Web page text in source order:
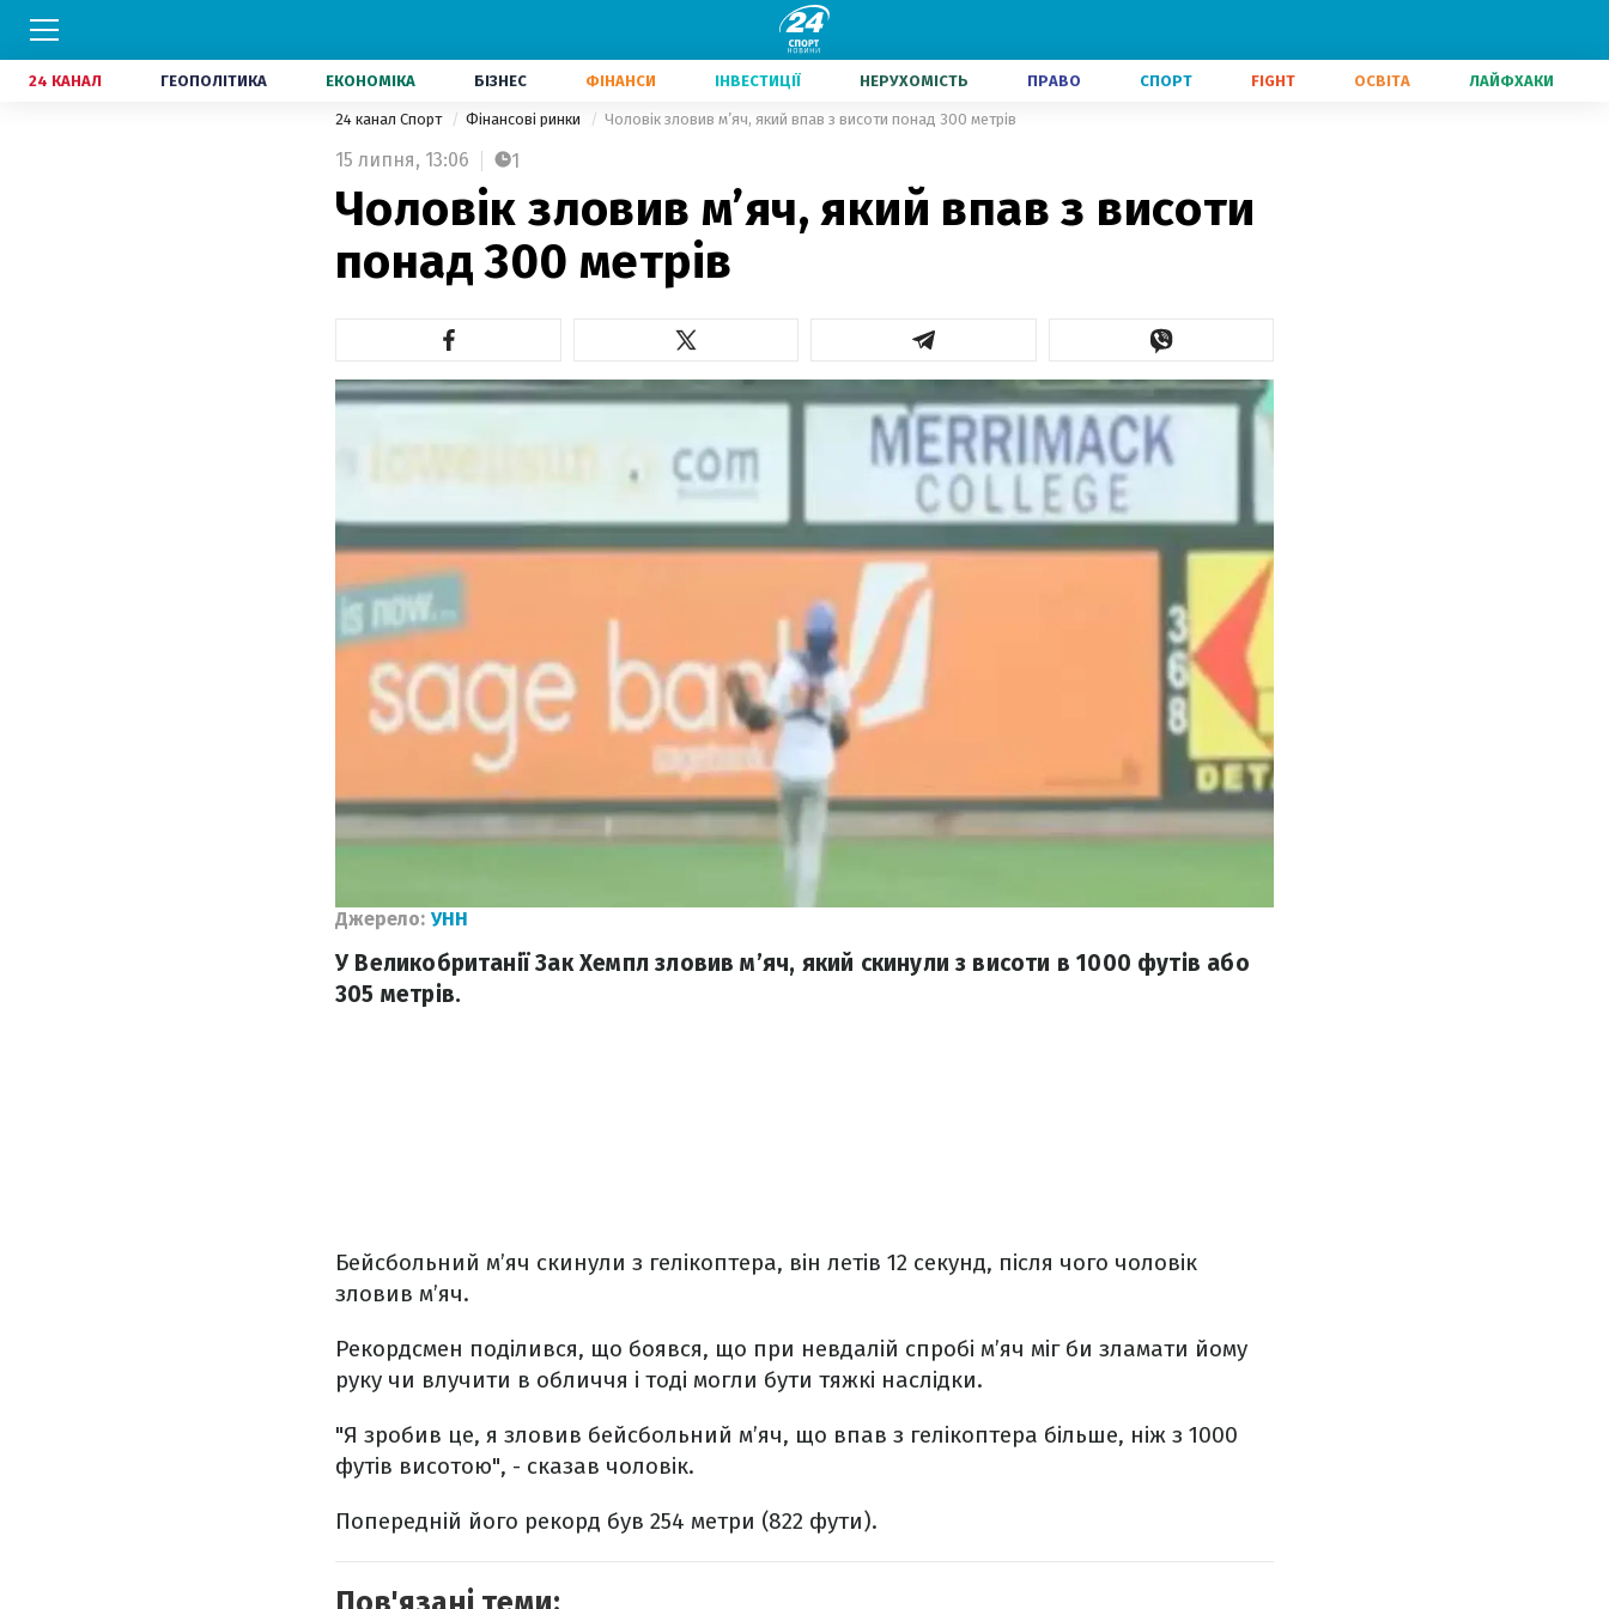
24 КАНАЛ ГЕОПОЛІТИКА ЕКОНОМІКА БІЗНЕС ФІНАНСИ ІНВЕСТИЦІЇ НЕРУХОМІСТЬ ПРАВО СПОРТ FIGHT ОСВІТА ЛАЙФХАКИ
24 канал Спорт Фінансові ринки Чоловік зловив м’яч, який впав з висоти понад 300 метрів
15 липня, 13:06 1
Чоловік зловив м’яч, який впав з висоти
понад 300 метрів
Джерело: УНН
У Великобританії Зак Хемпл зловив м’яч, який скинули з висоти в 1000 футів або
305 метрів.
Бейсбольний м’яч скинули з гелікоптера, він летів 12 секунд, після чого чоловік
зловив м’яч.
Рекордсмен поділився, що боявся, що при невдалій спробі м’яч міг би зламати йому
руку чи влучити в обличчя і тоді могли бути тяжкі наслідки.
"Я зробив це, я зловив бейсбольний м’яч, що впав з гелікоптера більше, ніж з 1000
футів висотою", - сказав чоловік.
Попередній його рекорд був 254 метри (822 фути).